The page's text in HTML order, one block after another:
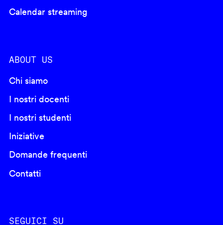
Calendar streaming
ABOUT US
Chi siamo
I nostri docenti
I nostri studenti
Iniziative
Domande frequenti
Contatti
SEGUICI SU